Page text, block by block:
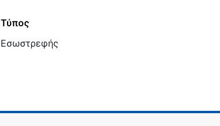
Τύπος
Εσωστρεφής